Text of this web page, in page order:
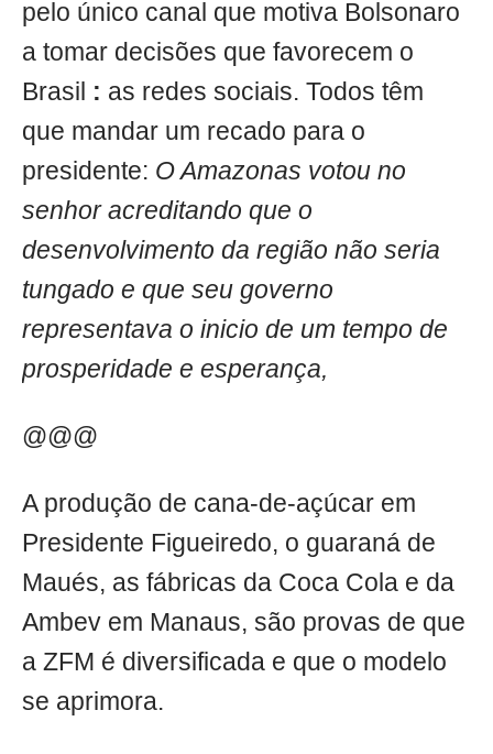
pelo único canal que motiva Bolsonaro
a tomar decisões que favorecem o
Brasil : as redes sociais. Todos têm
que mandar um recado para o
presidente: O Amazonas votou no
senhor acreditando que o
desenvolvimento da região não seria
tungado e que seu governo
representava o inicio de um tempo de
prosperidade e esperança,
@@@
A produção de cana-de-açúcar em
Presidente Figueiredo, o guaraná de
Maués, as fábricas da Coca Cola e da
Ambev em Manaus, são provas de que
a ZFM é diversificada e que o modelo
se aprimora.